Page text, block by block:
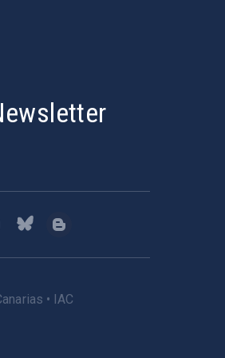
• IAC